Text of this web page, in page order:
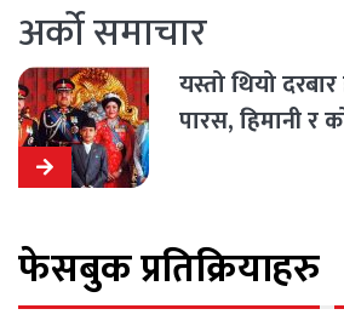
अर्को समाचार
यस्तो थियो
पारस, हिमानी र
फेसबुक प्रतिक्रियाहरु